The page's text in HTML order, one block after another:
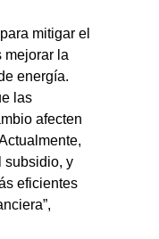
mitigar el
mejorar la
energía.
las
afecten
subsidio, y
eficientes